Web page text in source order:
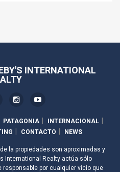
INTERNATIONAL
PATAGONIA
INTERNACIONAL
CONTACTO NEWS
la propiedades son aproximadas y
International Realty actúa sólo
por cualquier vicio que